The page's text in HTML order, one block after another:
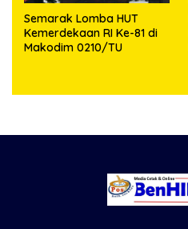
Semarak Lomba HUT
Kemerdekaan RI Ke-81 di
Makodim 0210/TU